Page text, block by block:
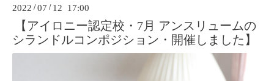
2022 /07 / 12 17:00
【アイロニー認定校・7月 アンスリュームの
シランドルコンポジション・開催しました】